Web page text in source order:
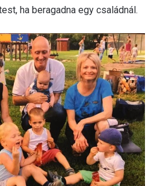
ha beragadna egy családnál.